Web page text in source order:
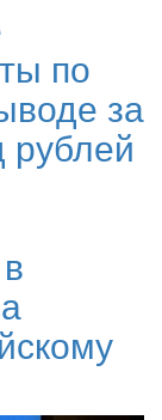
по
за